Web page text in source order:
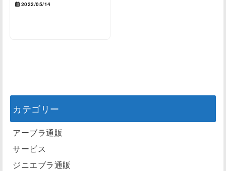
2022/05/14
カテゴリー
アーブラ通販
サービス
ジニエブラ通販